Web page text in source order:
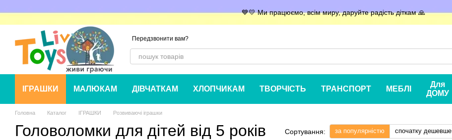
💙💛 Ми працюємо, всім миру, даруйте радість діткам 🙏
Передзвонити вам?
ІГРАШКИ МАЛЮКАМ ДІВЧАТКАМ ХЛОПЧИКАМ ТВОРЧІСТЬ ТРАНСПОРТ МЕБЛІ
Для
ДОМУ
Головна Каталог ІГРАШКИ Розвиваючі іграшки
Головоломки для дітей від 5 років Сортування: за популярністю спочатку дешевше